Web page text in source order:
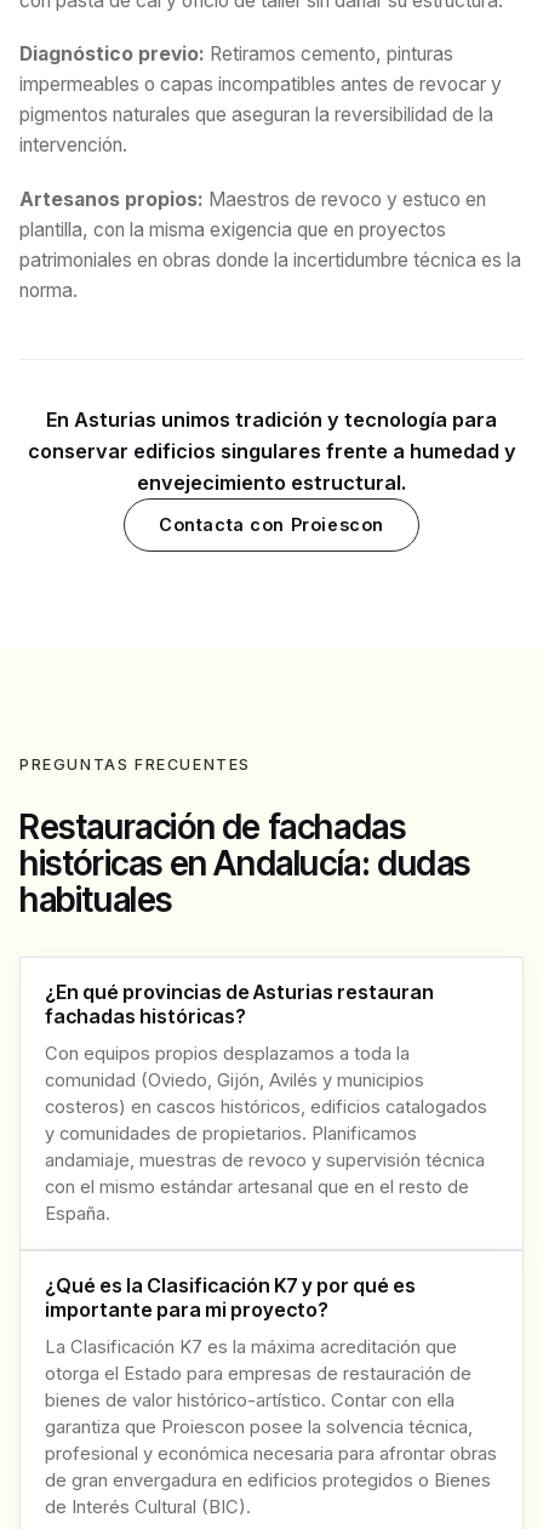
Diagnóstico previo: Retiramos cemento, pinturas
impermeables o capas incompatibles antes de revocar y
pigmentos naturales que aseguran la reversibilidad de la
intervención.
Artesanos propios: Maestros de revoco y estuco en
plantilla, con la misma exigencia que en proyectos
patrimoniales en obras donde la incertidumbre técnica es la
norma.
En Asturias unimos tradición y tecnología para
conservar edificios singulares frente a humedad y
envejecimiento estructural.
Contacta con Proiescon
PREGUNTAS FRECUENTES
Restauración de fachadas
históricas en Andalucía: dudas
habituales
¿En qué provincias de Asturias restauran
fachadas históricas?
Con equipos propios desplazamos a toda la
comunidad (Oviedo, Gijón, Avilés y municipios
costeros) en cascos históricos, edificios catalogados
y comunidades de propietarios. Planificamos
andamiaje, muestras de revoco y supervisión técnica
con el mismo estándar artesanal que en el resto de
España.
¿Qué es la Clasificación K7 y por qué es
importante para mi proyecto?
La Clasificación K7 es la máxima acreditación que
otorga el Estado para empresas de restauración de
bienes de valor histórico-artístico. Contar con ella
garantiza que Proiescon posee la solvencia técnica,
profesional y económica necesaria para afrontar obras
de gran envergadura en edificios protegidos o Bienes
de Interés Cultural (BIC).